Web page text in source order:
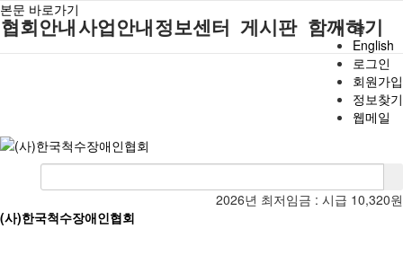
본문 바로가기
홈
English
로그인
회원가입
정보찾기
웹메일
2026년 최저임금 : 시급 10,320원
(사)한국척수장애인협회
협회안내
조직도
찾아오시는길
사업안내
척수장애인직
업재활
척수재활연구
정보센터 게시판
포토갤러리
함께하기
후원안내
회원가입안내
자원봉사안내